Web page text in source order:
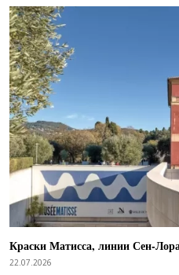
Краски Матисса, линии Сен-
22.07.2026